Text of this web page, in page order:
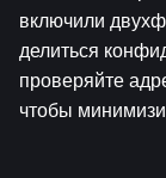
включили
делиться
проверяйте
чтобы